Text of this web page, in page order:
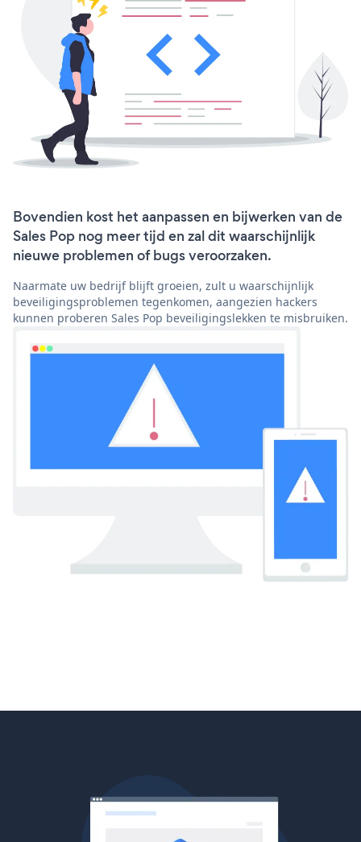
Bovendien kost het aanpassen en bijwerken van de
Sales Pop nog meer tijd en zal dit waarschijnlijk
nieuwe problemen of bugs veroorzaken.
Naarmate uw bedrijf blijft groeien, zult u waarschijnlijk
beveiligingsproblemen tegenkomen, aangezien hackers
kunnen proberen Sales Pop beveiligingslekken te misbruiken.